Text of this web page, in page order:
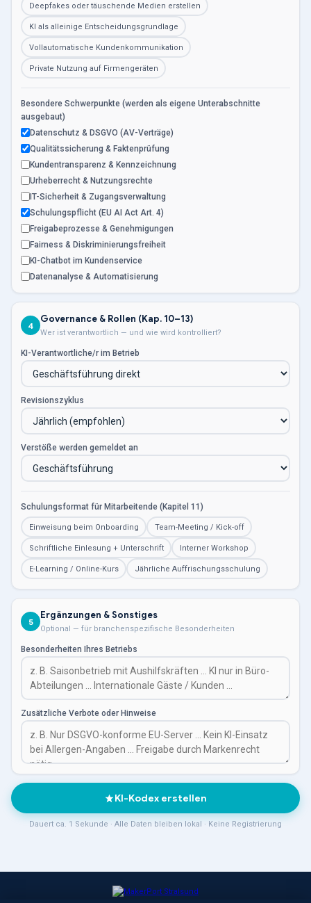
Deepfakes oder täuschende Medien erstellen
KI als alleinige Entscheidungsgrundlage
Vollautomatische Kundenkommunikation
Private Nutzung auf Firmengeräten
Besondere Schwerpunkte (werden als eigene Unterabschnitte
ausgebaut)
Datenschutz & DSGVO (AV-Verträge)
Qualitätssicherung & Faktenprüfung
Kundentransparenz & Kennzeichnung
Urheberrecht & Nutzungsrechte
IT-Sicherheit & Zugangsverwaltung
Schulungspflicht (EU AI Act Art. 4)
Freigabeprozesse & Genehmigungen
Fairness & Diskriminierungsfreiheit
KI-Chatbot im Kundenservice
Datenanalyse & Automatisierung
4
Governance & Rollen (Kap. 10–13)
Wer ist verantwortlich — und wie wird kontrolliert?
KI-Verantwortliche/r im Betrieb
Revisionszyklus
Verstöße werden gemeldet an
Schulungsformat für Mitarbeitende (Kapitel 11)
Einweisung beim Onboarding Team-Meeting / Kick-off
Schriftliche Einlesung + Unterschrift Interner Workshop
E-Learning / Online-Kurs Jährliche Auffrischungsschulung
5
Ergänzungen & Sonstiges
Optional — für branchenspezifische Besonderheiten
Besonderheiten Ihres Betriebs
Zusätzliche Verbote oder Hinweise
KI-Kodex erstellen
Dauert ca. 1 Sekunde · Alle Daten bleiben lokal · Keine Registrierung